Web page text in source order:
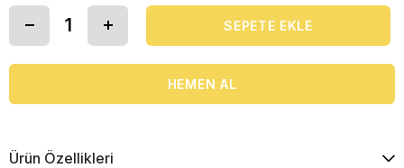
Ürün Özellikleri